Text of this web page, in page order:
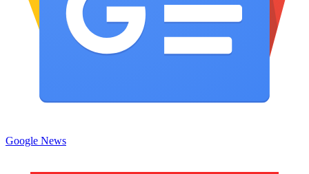
Google News